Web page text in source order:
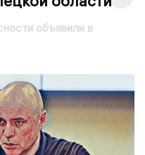
объявили в